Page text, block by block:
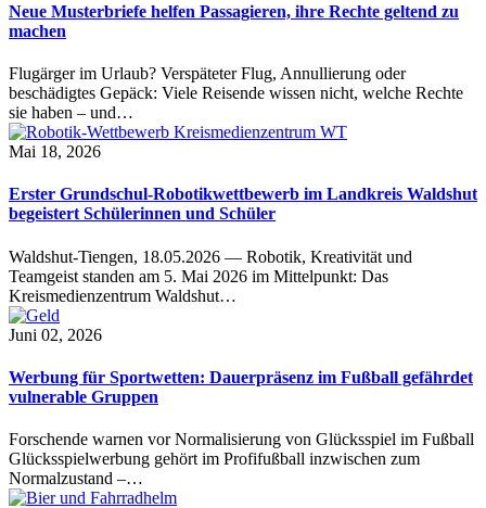
Neue Musterbriefe helfen Passagieren, ihre Rechte geltend zu
machen
Flugärger im Urlaub? Verspäteter Flug, Annullierung oder
beschädigtes Gepäck: Viele Reisende wissen nicht, welche Rechte
sie haben – und…
Mai 18, 2026
Erster Grundschul-Robotikwettbewerb im Landkreis Waldshut
begeistert Schülerinnen und Schüler
Waldshut-Tiengen, 18.05.2026 — Robotik, Kreativität und
Teamgeist standen am 5. Mai 2026 im Mittelpunkt: Das
Kreismedienzentrum Waldshut…
Juni 02, 2026
Werbung für Sportwetten: Dauerpräsenz im Fußball gefährdet
vulnerable Gruppen
Forschende warnen vor Normalisierung von Glücksspiel im Fußball
Glücksspielwerbung gehört im Profifußball inzwischen zum
Normalzustand –…